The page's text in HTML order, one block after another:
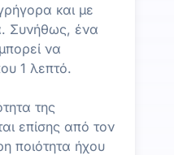
και με
Συνήθως, ένα
να
1 λεπτό.
της
επίσης από τον
ποιότητα ήχου